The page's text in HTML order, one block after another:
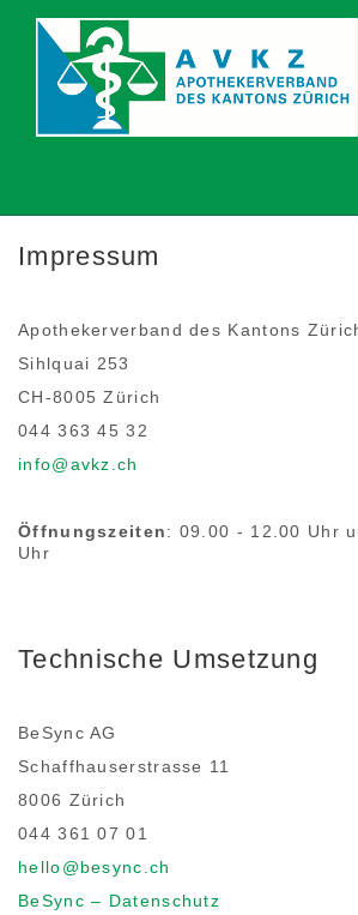
Impressum
Apothekerverband des Kantons
Sihlquai 253
CH-8005Zürich
044 363 45 32
info@avkz.ch
Öffnungszeiten: 09.00 - 12.00 Uhr
Uhr
Technische Umsetzung
BeSync AG
Schaffhauserstrasse 11
8006 Zürich
044 361 07 01
hello@besync.ch
BeSync – Datenschutz